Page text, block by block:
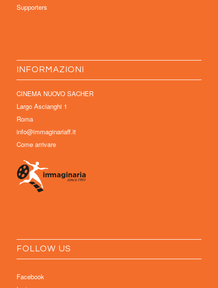
Supporters
INFORMAZIONI
CINEMA NUOVO SACHER
Largo Ascianghi 1
Roma
info@immaginariaff.it
Come arrivare
FOLLOW US
Facebook